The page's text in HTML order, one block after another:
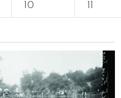
10
11